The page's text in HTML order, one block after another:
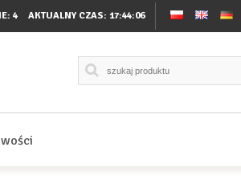
4 AKTUALNY CZAS: 17:44:07